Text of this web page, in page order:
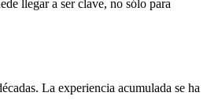
llegar a ser clave, no sólo para
La experiencia acumulada se ha